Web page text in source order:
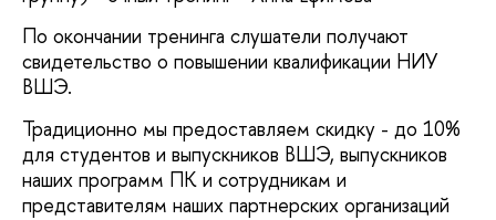
По окончании тренинга слушатели получают
свидетельство о повышении квалификации НИУ
ВШЭ.
Традиционно мы предоставляем скидку - до 10%
для студентов и выпускников ВШЭ, выпускников
наших программ ПК и сотрудникам и
представителям наших партнерских организаций